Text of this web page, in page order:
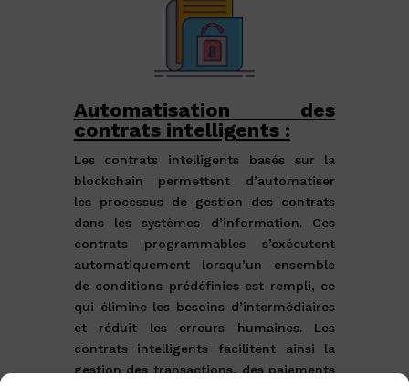
Automatisation des
contrats intelligents :
Les contrats intelligents basés sur la
blockchain permettent d’automatiser
les processus de gestion des contrats
dans les systèmes d’information. Ces
contrats programmables s’exécutent
automatiquement lorsqu’un ensemble
de conditions prédéfinies est rempli, ce
qui élimine les besoins d’intermédiaires
et réduit les erreurs humaines. Les
contrats intelligents facilitent ainsi la
gestion des transactions, des paiements